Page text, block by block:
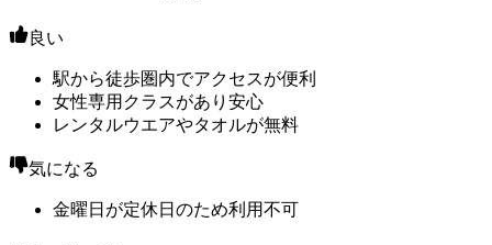
良い
駅から徒歩圏内でアクセスが便利
女性専用クラスがあり安心
レンタルウエアやタオルが無料
気になる
金曜日が定休日のため利用不可